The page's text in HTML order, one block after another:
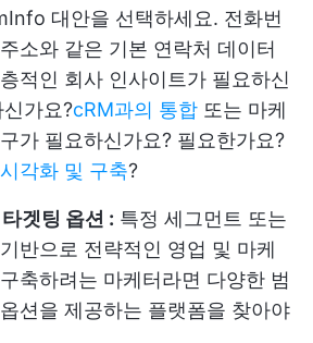
대안을 선택하세요. 전화번
소와 같은 기본 연락처 데이터
적인 회사 인사이트가 필요하신
가요?cRM과의 통합 또는 마케
가 필요하신가요? 필요한가요?
각화 및 구축?
겟팅 옵션 : 특정 세그먼트 또는
반으로 전략적인 영업 및 마케
축하려는 마케터라면 다양한 범
션을 제공하는 플랫폼을 찾아야